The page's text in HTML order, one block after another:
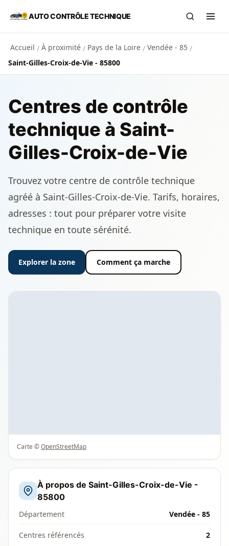
Aller au contenu principal
AUTO CONTRÔLE TECHNIQUE
Accueil / À proximité / Pays de la Loire / Vendée - 85 /
Saint-Gilles-Croix-de-Vie - 85800
Centres de contrôle
technique à Saint-
Gilles-Croix-de-Vie
Trouvez votre centre de contrôle technique
agréé à Saint-Gilles-Croix-de-Vie. Tarifs, horaires,
adresses : tout pour préparer votre visite
technique en toute sérénité.
Explorer la zone Comment ça marche
Carte ©OpenStreetMap
À propos de Saint-Gilles-Croix-de-Vie -
85800
Département Vendée - 85
Centres référencés
2